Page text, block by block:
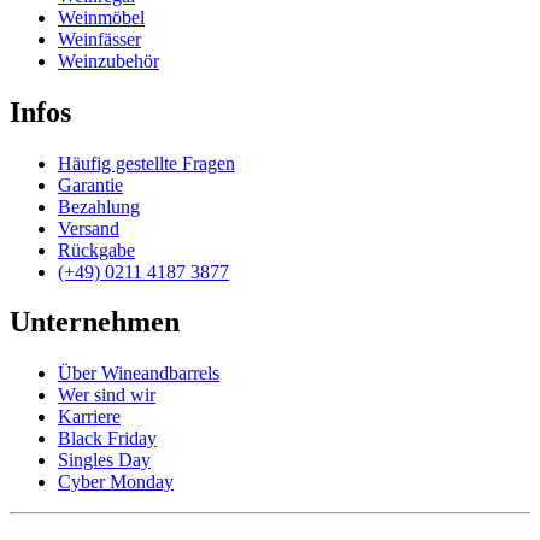
Weinmöbel
Weinfässer
Weinzubehör
Infos
Häufig gestellte Fragen
Garantie
Bezahlung
Versand
Rückgabe
(+49) 0211 4187 3877
Unternehmen
Über Wineandbarrels
Wer sind wir
Karriere
Black Friday
Singles Day
Cyber Monday